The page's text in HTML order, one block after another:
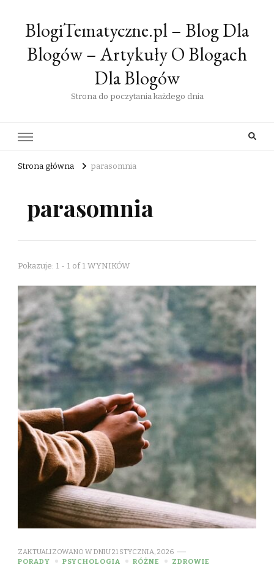
BlogiTematyczne.pl – Blog Dla
Blogów – Artykuły O Blogach
Dla Blogów
Strona do poczytania każdego dnia
Strona główna parasomnia
parasomnia
Pokazuje: 1 - 1 of 1 WYNIKÓW
ZAKTUALIZOWANO W DNIU21 STYCZNIA, 2026
PORADY
PSYCHOLOGIA RÓŻNE ZDROWIE